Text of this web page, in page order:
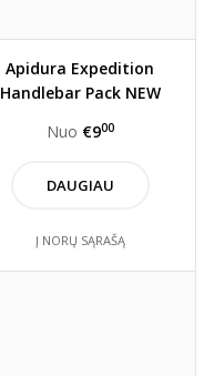
Apidura Expedition
Handlebar Pack NEW
Nuo €900
DAUGIAU
Į NORŲ SĄRAŠĄ